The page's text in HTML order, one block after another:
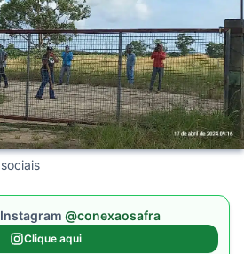
@conexaosafra
Clique aqui